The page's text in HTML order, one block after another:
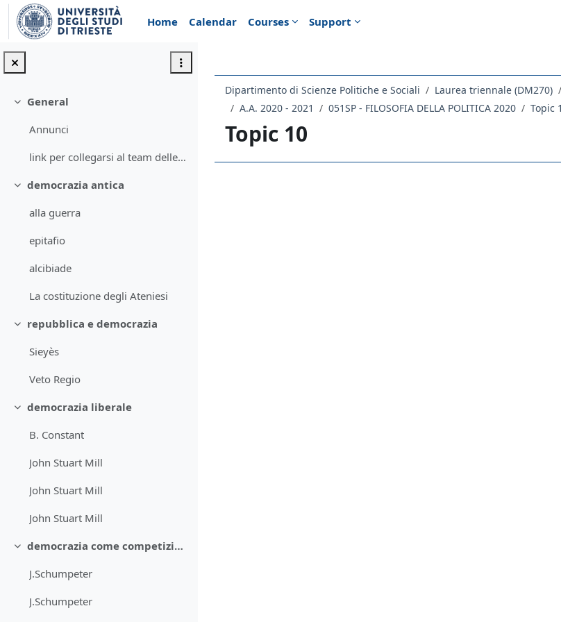
Skip to main content
Home
Calendar Courses Support
Collapse
General
Annunci
link per collegarsi al team delle lezioni di filosofia politica 20/21
Collapse
democrazia antica
alla guerra
epitafio
alcibiade
La costituzione degli Ateniesi
Collapse
repubblica e democrazia
Sieyès
Veto Regio
Collapse
democrazia liberale
B. Constant
John Stuart Mill
John Stuart Mill
John Stuart Mill
Collapse
democrazia come competizione tra leader
J.Schumpeter
J.Schumpeter
Dipartimento di Scienze Politiche e Sociali Laurea triennale (DM270)
A.A. 2020 - 2021
051SP - FILOSOFIA DELLA POLITICA 2020 Topic
Topic 10